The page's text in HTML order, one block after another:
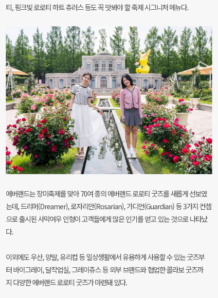
티, 핑크빛 로로티 하트 츄러스 등도 꼭 맛봐야 할 축제 시그니처 메뉴다.
에버랜드는 장미축제를 맞아 70여 종의 에버랜드 로로티 굿즈를 새롭게 선보였
는데, 드리머(Dreamer), 로자리안(Rosarian), 가디언(Guardian) 등 3가지 컨셉
으로 출시된 사막여우 인형이 고객들에게 많은 인기를 얻고 있는 것으로 나타났
다.
이외에도 우산, 양말, 유리컵 등 일상생활에서 유용하게 사용할 수 있는 굿즈부
터 바이그레이, 달작업실, 그레이쥬스 등 외부 브랜드와 협업한 콜라보 굿즈까
지 다양한 에버랜드 로로티 굿즈가 마련돼 있다.